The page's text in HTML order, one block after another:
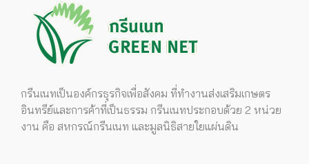
กรีนเนทเป็นองค์กรธุรกิจเพื่อสังคม ที่ทำงานส่งเสริมเกษตร
อินทรีย์และการค้าที่เป็นธรรม กรีนเนทประกอบด้วย 2 หน่วย
งาน คือ สหกรณ์กรีนเนท และมูลนิธิสายใยแผ่นดิน